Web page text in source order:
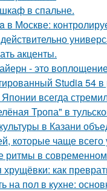
в спальне.
Москве:
акценты.
- это
Studia 54
всегда
Тропа" в
в Казани
которые чаще
ритмы в современном
как
на пол в кухне: